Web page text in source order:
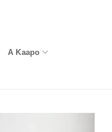
A Kaapo